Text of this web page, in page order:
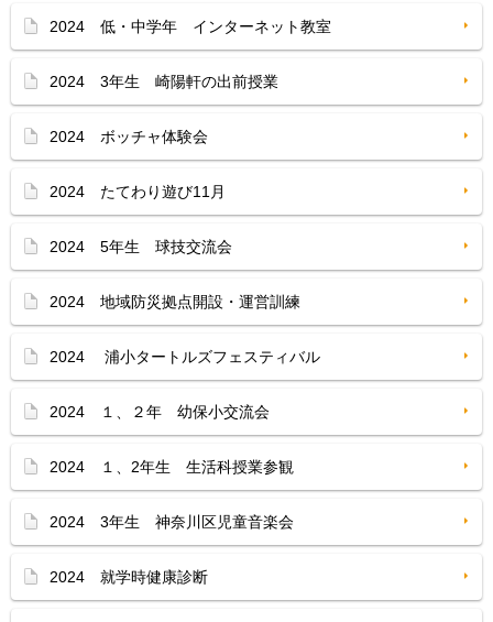
2024 低・中学年 インターネット教室
2024 3年生 崎陽軒の出前授業
2024 ボッチャ体験会
2024 たてわり遊び11月
2024 5年生 球技交流会
2024 地域防災拠点開設・運営訓練
2024 浦小タートルズフェスティバル
2024 １、２年 幼保小交流会
2024 １、2年生 生活科授業参観
2024 3年生 神奈川区児童音楽会
2024 就学時健康診断